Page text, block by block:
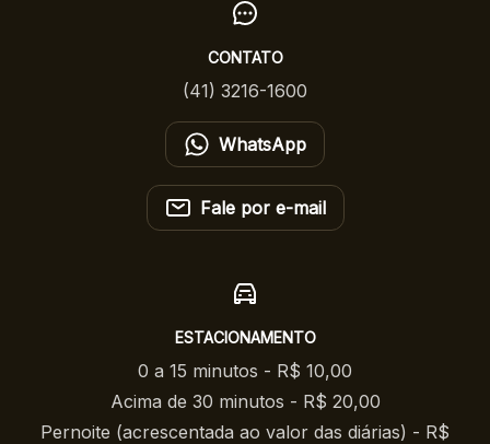
CONTATO
(41) 3216-1600
WhatsApp
Fale por e-mail
ESTACIONAMENTO
0 a 15 minutos - R$ 10,00
Acima de 30 minutos - R$ 20,00
Pernoite (acrescentada ao valor das diárias) - R$